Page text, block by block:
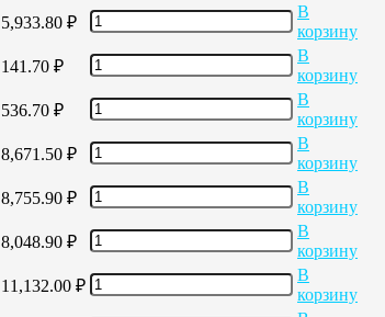
5,933.80 ₽
В
корзину
141.70 ₽
В
корзину
536.70 ₽
В
корзину
8,671.50 ₽
В
корзину
8,755.90 ₽
В
корзину
8,048.90 ₽
В
корзину
11,132.00 ₽
В
корзину